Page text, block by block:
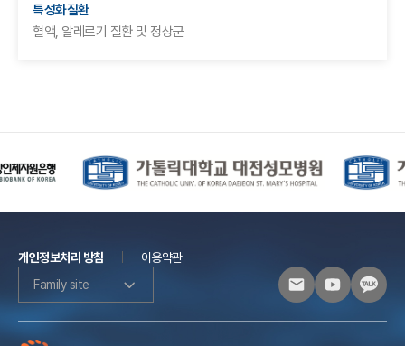
특성화질환
혈액, 알레르기 질환 및 정상군
개인정보처리 방침
이용약관
Family site